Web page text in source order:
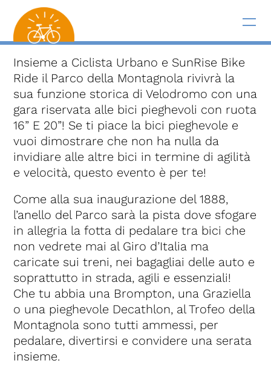
Insieme a Ciclista Urbano e SunRise Bike
Ride il Parco della Montagnola rivivrà la
sua funzione storica di Velodromo con una
gara riservata alle bici pieghevoli con ruota
16” E 20”! Se ti piace la bici pieghevole e
vuoi dimostrare che non ha nulla da
invidiare alle altre bici in termine di agilità
e velocità, questo evento è per te!
Come alla sua inaugurazione del 1888,
l’anello del Parco sarà la pista dove sfogare
in allegria la fotta di pedalare tra bici che
non vedrete mai al Giro d’Italia ma
caricate sui treni, nei bagagliai delle auto e
soprattutto in strada, agili e essenziali!
Che tu abbia una Brompton, una Graziella
o una pieghevole Decathlon, al Trofeo della
Montagnola sono tutti ammessi, per
pedalare, divertirsi e convidere una serata
insieme.